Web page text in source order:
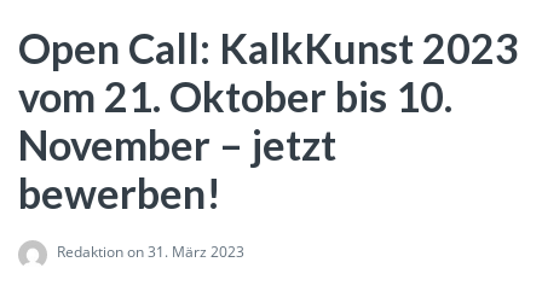
Open Call: KalkKunst 2023
vom 21. Oktober bis 10.
November – jetzt
bewerben!
Redaktionon 31. März 2023